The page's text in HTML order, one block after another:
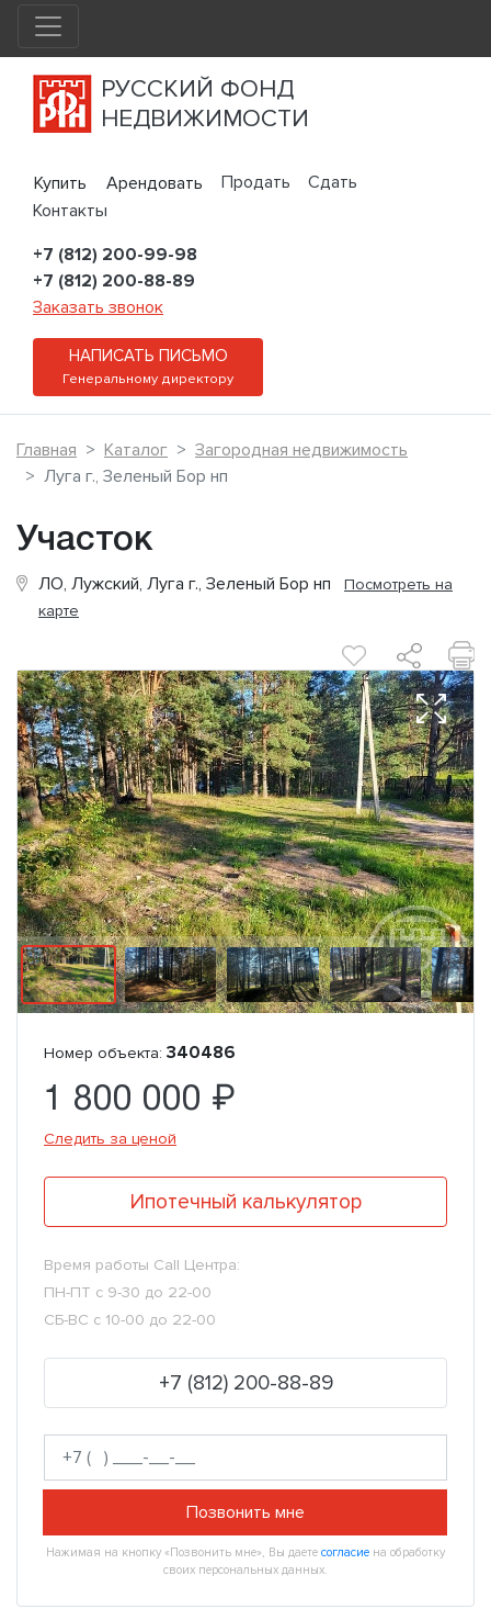
РУССКИЙ ФОНД
НЕДВИЖИМОСТИ
Купить Арендовать Продать
Сдать
Контакты
+7 (812) 200-99-98
+7 (812) 200-88-89
Заказать звонок
НАПИСАТЬ ПИСЬМО
Генеральному директору
Главная Каталог
Загородная недвижимость
Луга г., Зеленый Бор нп
Участок
ЛО, Лужский, Луга г., Зеленый Бор нп Посмотреть на
карте
Номер объекта: 340486
1 800 000 ₽
Следить за ценой
Ипотечный калькулятор
Время работы Call Центра:
ПН-ПТ с 9-30 до 22-00
СБ-ВС с 10-00 до 22-00
+7 (812) 200-88-89
Позвонить мне
Нажимая на кнопку «Позвонить мне», Вы даете согласие на обработку
своих персональных данных.